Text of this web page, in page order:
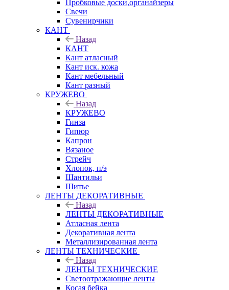
Пробковые доски,органайзеры
Свечи
Сувенирчики
КАНТ
Назад
КАНТ
Кант атласный
Кант иск. кожа
Кант мебельный
Кант разный
КРУЖЕВО
Назад
КРУЖЕВО
Гинза
Гипюр
Капрон
Вязаное
Стрейч
Хлопок, п/э
Шантильи
Шитье
ЛЕНТЫ ДЕКОРАТИВНЫЕ
Назад
ЛЕНТЫ ДЕКОРАТИВНЫЕ
Атласная лента
Декоративная лента
Металлизированная лента
ЛЕНТЫ ТЕХНИЧЕСКИЕ
Назад
ЛЕНТЫ ТЕХНИЧЕСКИЕ
Светоотражающие ленты
Косая бейка